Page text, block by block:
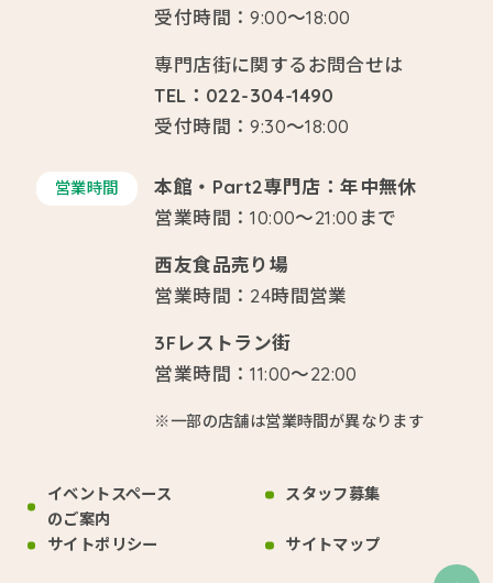
受付時間：9:00～18:00
専門店街に関するお問合せは
TEL：022-304-1490
受付時間：9:30～18:00
営業時間
本館・Part2専門店：年中無休
営業時間：10:00～21:00まで
西友食品売り場
営業時間：24時間営業
3Fレストラン街
営業時間：11:00～22:00
※一部の店舗は営業時間が異なります
イベントスペース
のご案内
スタッフ募集
サイトポリシー サイトマップ